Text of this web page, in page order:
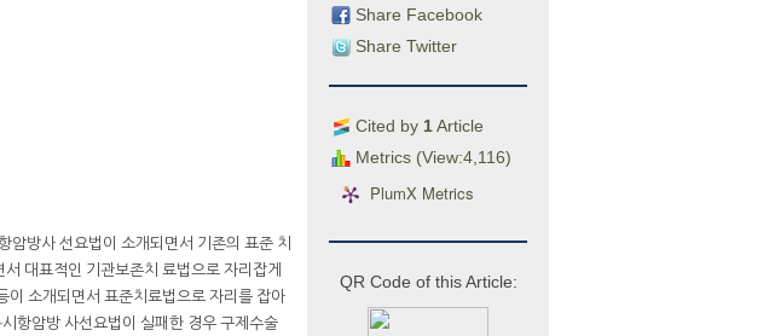
Share Facebook
Share Twitter
Cited by 1Article
Metrics (View:4,116)
PlumX Metrics
QR Code of this Article:
암방사 선요법이 소개되면서 기존의 표준 치
대표적인 기관보존치 료법으로 자리잡게
이 소개되면서 표준치료법으로 자리를 잡아
항암방 사선요법이 실패한 경우 구제수술